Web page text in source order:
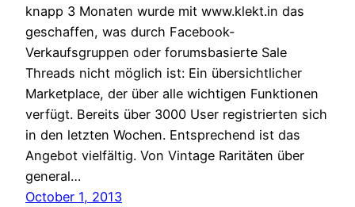
knapp 3 Monaten wurde mit www.klekt.in das
geschaffen, was durch Facebook-
Verkaufsgruppen oder forumsbasierte Sale
Threads nicht möglich ist: Ein übersichtlicher
Marketplace, der über alle wichtigen Funktionen
verfügt. Bereits über 3000 User registrierten sich
in den letzten Wochen. Entsprechend ist das
Angebot vielfältig. Von Vintage Raritäten über
general…
October 1, 2013